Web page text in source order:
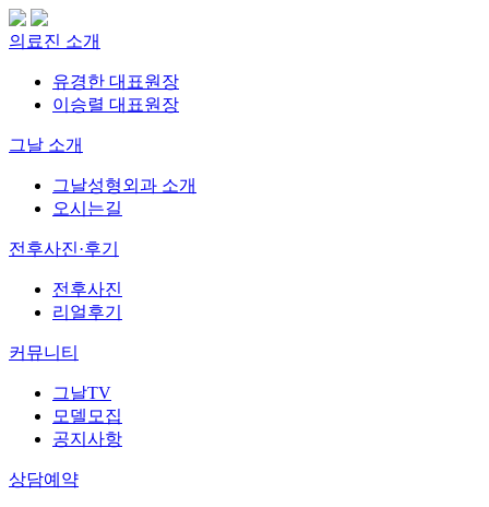
의료진 소개
유경한 대표원장
이승렬 대표원장
그날 소개
그날성형외과 소개
오시는길
전후사진·후기
전후사진
리얼후기
커뮤니티
그날TV
모델모집
공지사항
상담예약